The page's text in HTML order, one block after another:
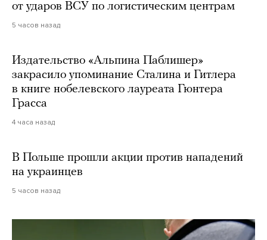
от ударов ВСУ по логистическим центрам
5 часов назад
Издательство «Альпина Паблишер»
закрасило упоминание Сталина и Гитлера
в книге нобелевского лауреата Гюнтера
Грасса
4 часа назад
В Польше прошли акции против нападений
на украинцев
5 часов назад